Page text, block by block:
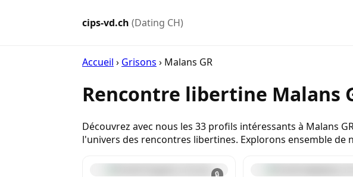
cips-vd.ch (Dating CH)
Accueil › Grisons › Malans GR
Rencontre libertine Malans
Découvrez avec nous les 33 profils intéressants à Malans
l'univers des rencontres libertines. Explorons ensemble de
🔒